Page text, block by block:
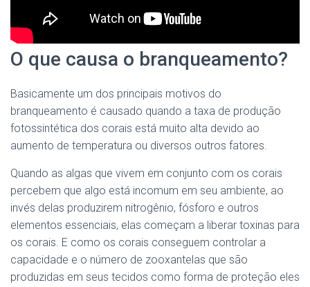
O que causa o branqueamento?
Basicamente um dos principais motivos do
branqueamento é causado quando a taxa de produção
fotossintética dos corais está muito alta devido ao
aumento de temperatura ou diversos outros fatores.
Quando as algas que vivem em conjunto com os corais
percebem que algo está incomum em seu ambiente, ao
invés delas produzirem nitrogênio, fósforo e outros
elementos essenciais, elas começam a liberar toxinas para
os corais. E como os corais conseguem controlar a
capacidade e o número de zooxantelas que são
produzidas em seus tecidos como forma de proteção eles